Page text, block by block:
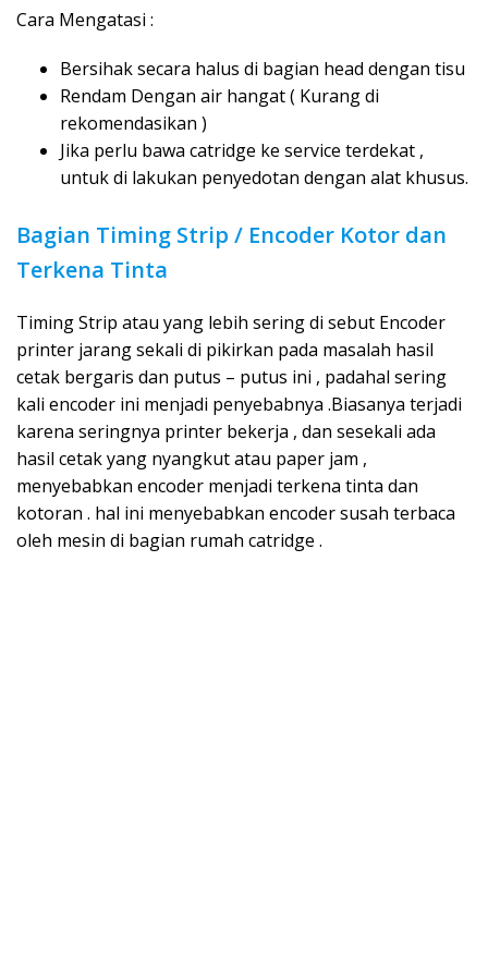
Cara Mengatasi :
Bersihak secara halus di bagian head dengan tisu
Rendam Dengan air hangat ( Kurang di
rekomendasikan )
Jika perlu bawa catridge ke service terdekat ,
untuk di lakukan penyedotan dengan alat khusus.
Bagian Timing Strip / Encoder Kotor dan
Terkena Tinta
Timing Strip atau yang lebih sering di sebut Encoder
printer jarang sekali di pikirkan pada masalah hasil
cetak bergaris dan putus – putus ini , padahal sering
kali encoder ini menjadi penyebabnya .Biasanya terjadi
karena seringnya printer bekerja , dan sesekali ada
hasil cetak yang nyangkut atau paper jam ,
menyebabkan encoder menjadi terkena tinta dan
kotoran . hal ini menyebabkan encoder susah terbaca
oleh mesin di bagian rumah catridge .